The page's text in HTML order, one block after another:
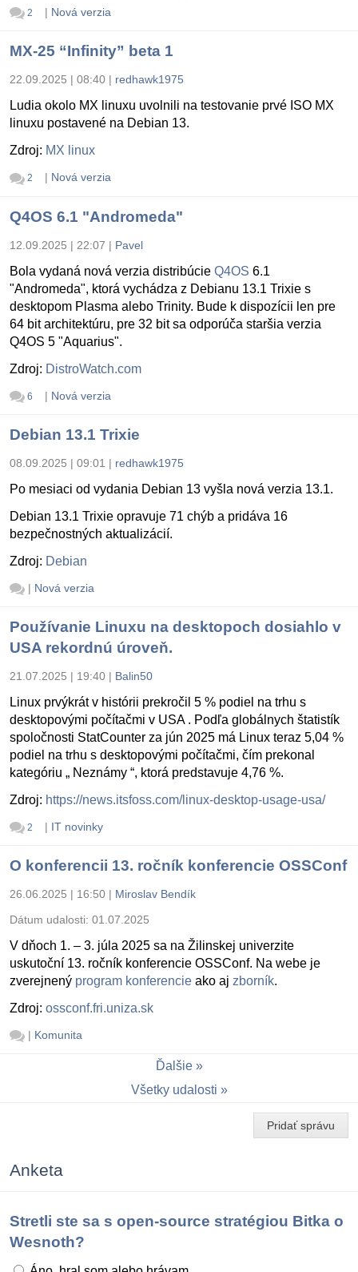
2 | Nová verzia
MX-25 “Infinity” beta 1
22.09.2025 | 08:40 | redhawk1975
Ludia okolo MX linuxu uvolnili na testovanie prvé ISO MX
linuxu postavené na Debian 13.
Zdroj: MX linux
2 | Nová verzia
Q4OS 6.1 "Andromeda"
12.09.2025 | 22:07 | Pavel
Bola vydaná nová verzia distribúcie Q4OS 6.1
"Andromeda", ktorá vychádza z Debianu 13.1 Trixie s
desktopom Plasma alebo Trinity. Bude k dispozícii len pre
64 bit architektúru, pre 32 bit sa odporúča staršia verzia
Q4OS 5 "Aquarius".
Zdroj: DistroWatch.com
6 | Nová verzia
Debian 13.1 Trixie
08.09.2025 | 09:01 | redhawk1975
Po mesiaci od vydania Debian 13 vyšla nová verzia 13.1.
Debian 13.1 Trixie opravuje 71 chýb a pridáva 16
bezpečnostných aktualizácií.
Zdroj: Debian
| Nová verzia
Používanie Linuxu na desktopoch dosiahlo v
USA rekordnú úroveň.
21.07.2025 | 19:40 | Balin50
Linux prvýkrát v histórii prekročil 5 % podiel na trhu s
desktopovými počítačmi v USA . Podľa globálnych štatistík
spoločnosti StatCounter za jún 2025 má Linux teraz 5,04 %
podiel na trhu s desktopovými počítačmi, čím prekonal
kategóriu „ Neznámy “, ktorá predstavuje 4,76 %.
Zdroj: https://news.itsfoss.com/linux-desktop-usage-usa/
2 | IT novinky
O konferencii 13. ročník konferencie OSSConf
26.06.2025 | 16:50 | Miroslav Bendík
Dátum udalosti: 01.07.2025
V dňoch 1. – 3. júla 2025 sa na Žilinskej univerzite
uskutoční 13. ročník konferencie OSSConf. Na webe je
zverejnený program konferencie ako aj zborník.
Zdroj: ossconf.fri.uniza.sk
| Komunita
Ďalšie
Všetky udalosti
Pridať správu
Anketa
Stretli ste sa s open-source stratégiou Bitka o
Wesnoth?